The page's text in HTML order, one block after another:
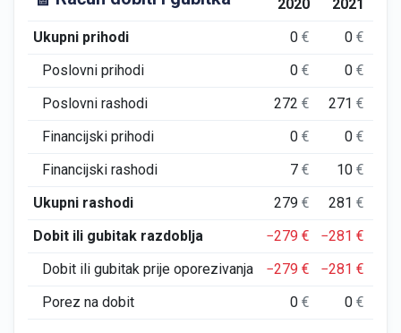
2020 2021
Ukupni prihodi
0€ 0€
Poslovni prihodi
0€ 0€
Poslovni rashodi
272€ 271€
Financijski prihodi
0€ 0€
Financijski rashodi
7€ 10€
Ukupni rashodi
279€ 281€
Dobit ili gubitak razdoblja
−279€ −281€
Dobit ili gubitak prije oporezivanja
−279€ −281€
Porez na dobit
0€ 0€